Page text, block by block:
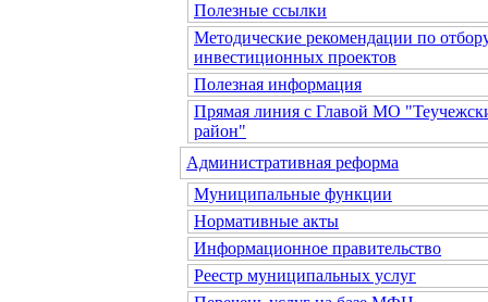
Полезные ссылки
Методические рекомендации по
инвестиционных проектов
Полезная информация
Прямая линия с Главой МО
район"
Административная реформа
Муниципальные функции
Нормативные акты
Информационное правительство
Реестр муниципальных услуг